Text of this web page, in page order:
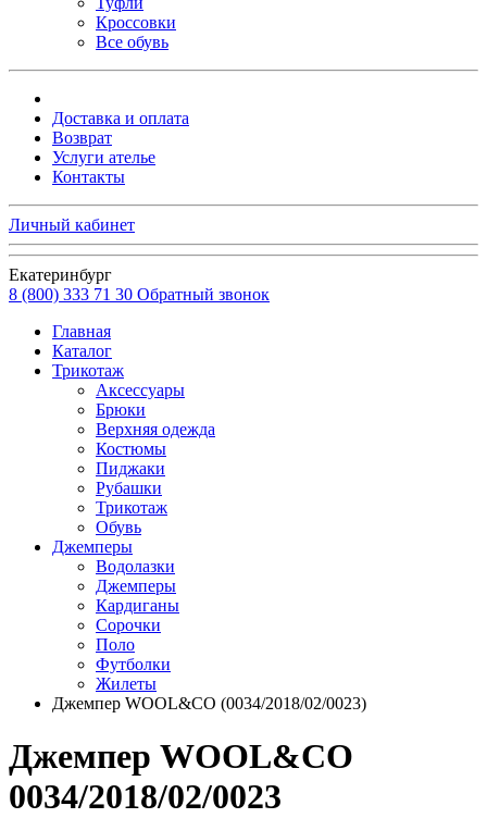
Кроссовки
Все обувь
Доставка и оплата
Возврат
Услуги ателье
Контакты
Личный кабинет
Екатеринбург
8 (800) 333 71 30 Обратный звонок
Главная
Каталог
Трикотаж
Аксессуары
Брюки
Верхняя одежда
Костюмы
Пиджаки
Рубашки
Трикотаж
Обувь
Джемперы
Водолазки
Джемперы
Кардиганы
Сорочки
Поло
Футболки
Жилеты
Джемпер WOOL&CO (0034/2018/02/0023)
Джемпер WOOL&CO
0034/2018/02/0023